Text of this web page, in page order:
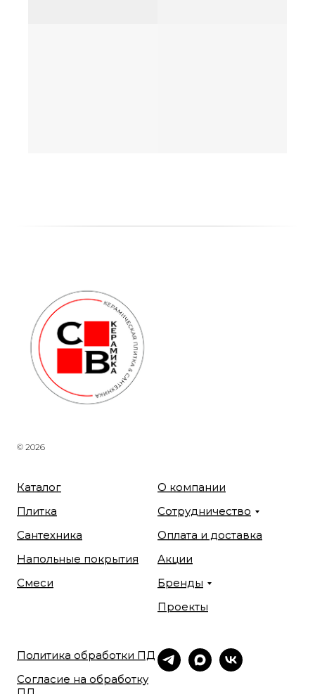
© 2026
Каталог
Плитка
Сантехника
Напольные покрытия
Смеси
О компании
Сотрудничество
Оплата и доставка
Акции
Бренды
Проекты
Политика обработки ПД
Согласие на обработку